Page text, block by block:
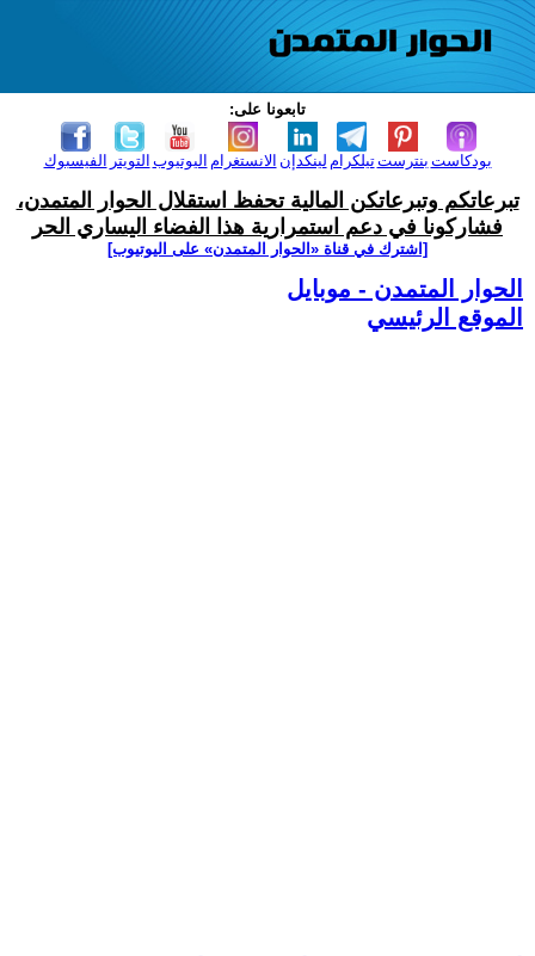
تابعونا على:
الفيسبوك التويتر اليوتيوب الانستغرام لينكدإن تيلكرامبنترست بودكاست
تبرعاتكم وتبرعاتكن المالية تحفظ استقلال الحوار المتمدن،
فشاركونا في دعم استمرارية هذا الفضاء اليساري الحر
[اشترك في قناة ‫«الحوار المتمدن» على اليوتيوب]
الحوار المتمدن - موبايل
الموقع الرئيسي